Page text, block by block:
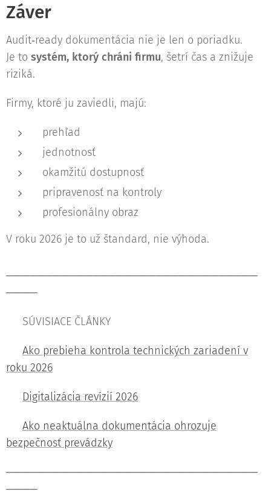
Záver
Audit‑ready dokumentácia nie je len o poriadku.
Je to systém, ktorý chráni firmu, šetrí čas a znižuje
riziká.
Firmy, ktoré ju zaviedli, majú:
prehľad
jednotnosť
okamžitú dostupnosť
pripravenosť na kontroly
profesionálny obraz
V roku 2026 je to už štandard, nie výhoda.
────────────────────────────────
────
🟦 SÚVISIACE ČLÁNKY
Ako prebieha kontrola technických zariadení v
roku 2026
Digitalizácia revízií 2026
Ako neaktuálna dokumentácia ohrozuje
bezpečnosť prevádzky
────────────────────────────────
────